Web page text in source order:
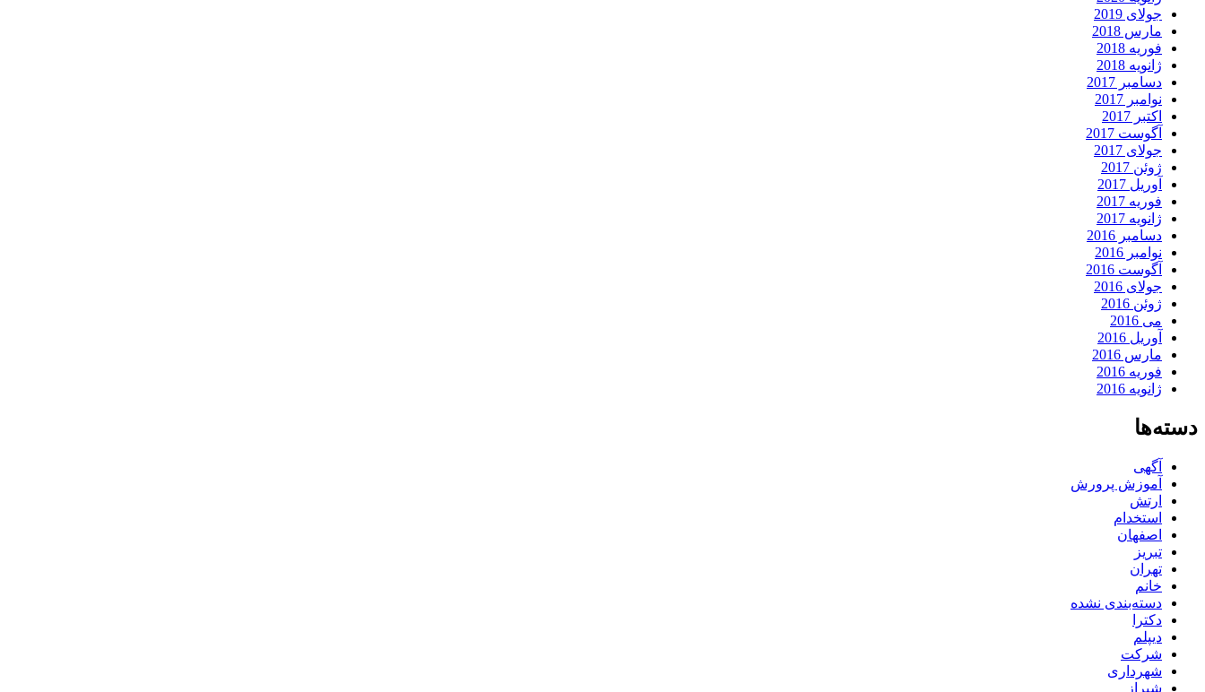
جولای 2019
مارس 2018
فوریه 2018
ژانویه 2018
دسامبر 2017
نوامبر 2017
اکتبر 2017
آگوست 2017
جولای 2017
ژوئن 2017
آوریل 2017
فوریه 2017
ژانویه 2017
دسامبر 2016
نوامبر 2016
آگوست 2016
جولای 2016
ژوئن 2016
می 2016
آوریل 2016
مارس 2016
فوریه 2016
ژانویه 2016
دسته‌ها
آگهی
آموزش پرورش
ارتش
استخدام
اصفهان
تبریز
تهران
خانم
دسته‌بندی نشده
دکترا
دیپلم
شرکت
شهرداری
شیراز